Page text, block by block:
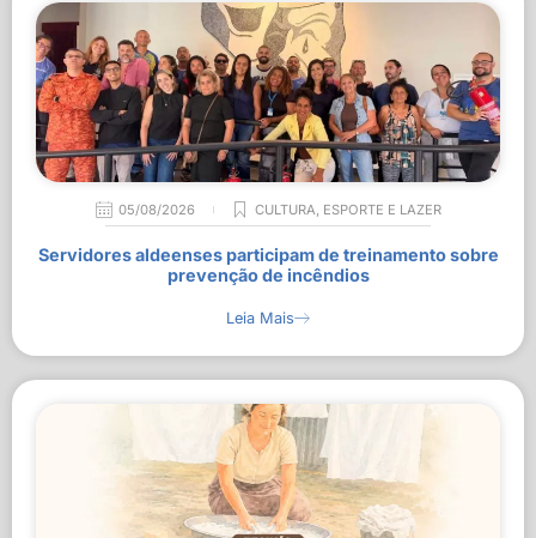
05/08/2026 CULTURA, ESPORTE E LAZER
Servidores aldeenses participam de treinamento sobre
prevenção de incêndios
Leia Mais